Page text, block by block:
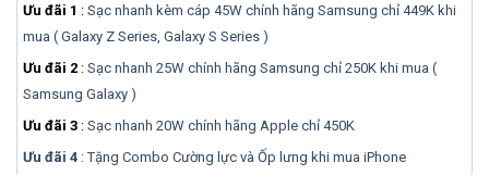
Ưu đãi 1 : Sạc nhanh kèm cáp 45W chính hãng Samsung chỉ 449K khi
mua ( Galaxy Z Series, Galaxy S Series )
Ưu đãi 2 : Sạc nhanh 25W chính hãng Samsung chỉ 250K khi mua (
Samsung Galaxy )
Ưu đãi 3 : Sạc nhanh 20W chính hãng Apple chỉ 450K
Ưu đãi 4 : Tặng Combo Cường lực và Ốp lưng khi mua iPhone